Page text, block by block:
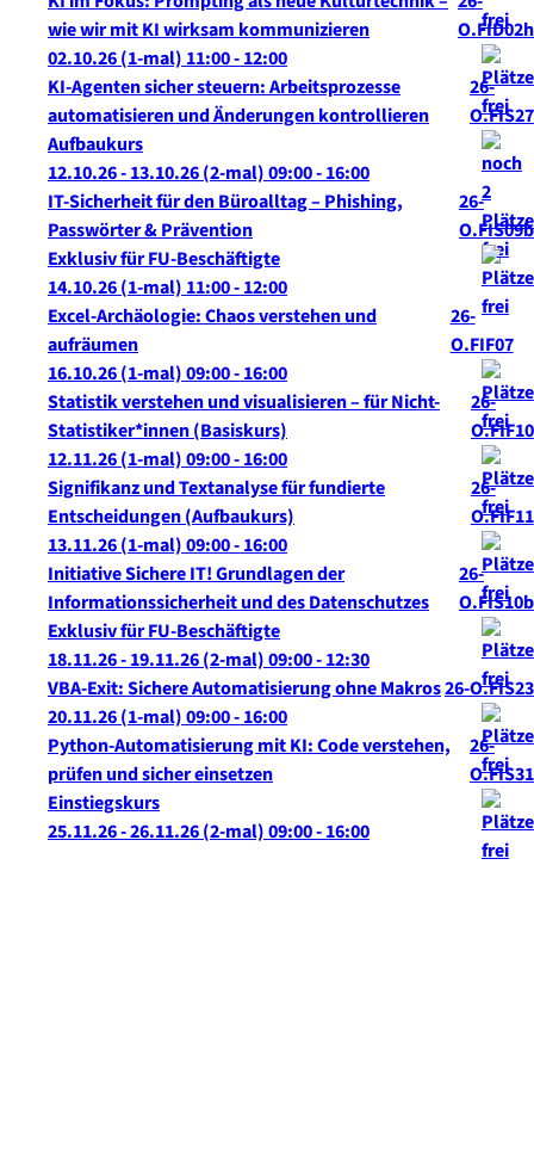
wie wir mit KI wirksam kommunizieren
O.FID02h
02.10.26(1-mal) 11:00- 12:00
KI-Agenten sicher steuern: Arbeitsprozesse
automatisieren und Änderungen kontrollieren
26-
O.FIS27
Aufbaukurs
12.10.26 - 13.10.26(2-mal)09:00- 16:00
IT-Sicherheit für den Büroalltag – Phishing,
Passwörter & Prävention
26-
O.FIS09b
Exklusiv für FU-Beschäftigte
14.10.26(1-mal) 11:00- 12:00
Excel-Archäologie: Chaos verstehen und
aufräumen
26-
O.FIF07
16.10.26(1-mal)09:00- 16:00
Statistik verstehen und visualisieren – für Nicht-
Statistiker*innen (Basiskurs)
26-
O.FIF10
12.11.26(1-mal)09:00- 16:00
Signifikanz und Textanalyse für fundierte
Entscheidungen (Aufbaukurs)
26-
O.FIF11
13.11.26(1-mal)09:00- 16:00
Initiative Sichere IT! Grundlagen der
Informationssicherheit und des Datenschutzes
26-
O.FIS10b
Exklusiv für FU-Beschäftigte
18.11.26 - 19.11.26(2-mal)09:00- 12:30
VBA-Exit: Sichere Automatisierung ohne Makros26-O.FIS23
20.11.26(1-mal)09:00- 16:00
Python-Automatisierung mit KI: Code verstehen,
prüfen und sicher einsetzen
26-
O.FIS31
Einstiegskurs
25.11.26 - 26.11.26(2-mal)09:00- 16:00